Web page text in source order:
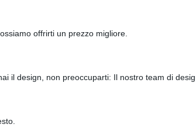
offrirti un prezzo migliore.
il design, non preoccuparti: Il nostro team di